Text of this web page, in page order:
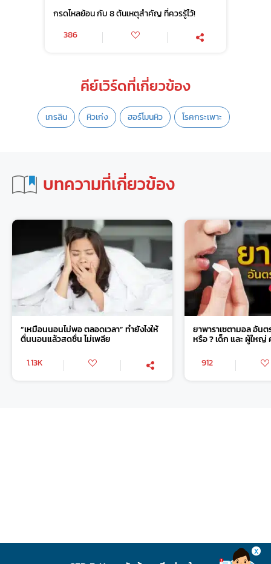
กรดไหลย้อน กับ 8 ต้นเหตุสำคัญ ที่ควรรู้ไว้!
386
คีย์เวิร์ดที่เกี่ยวข้อง
เกรลิน หิวเก่ง ฮอร์โมนหิว โรคกระเพาะ
บทความที่เกี่ยวข้อง
“เหมือนนอนไม่พอ ตลอดเวลา” ทำยังไงให้
ตื่นนอนแล้วสดชื่น ไม่เพลีย
1.13K
ยาพาราเซตามอล อัน
หรือ ? เด็ก และ ผู้ใหญ่
912
X